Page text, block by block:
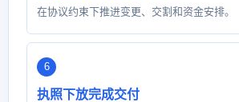
在协议约束下推进变更、交割和资金安排。
执照下放完成交付